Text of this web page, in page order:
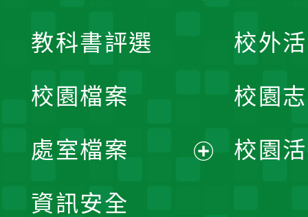
單
教科書評選
校園檔案
處室檔案
資訊安全
校外
校園
校園